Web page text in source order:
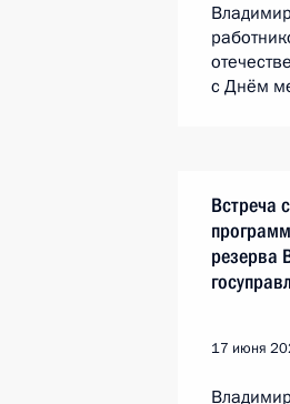
с Днём
Встреча
резерва
17 июня